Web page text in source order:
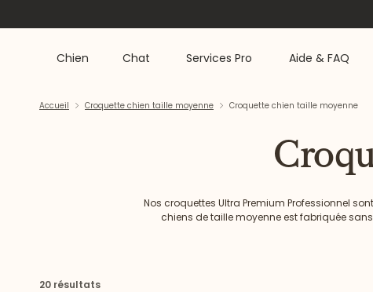
Chien Chat Services Pro Aide & FAQ
Accueil Croquette chien taille moyenne Croquette chien taille moyenne
Nos croquettes Ultra Premium Professionnel
chiens de taille moyenne est fabriquée
sélectionné pour ses
20 résultats